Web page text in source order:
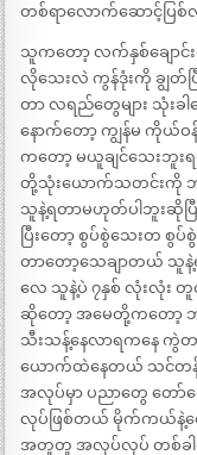
တစ်ရာလောက်ဆောင့်ပြ
သူကတော့ လက်နှစ်ချောင်
လိုသေးလဲ ကွန်ဒုံးကို ချွတ်ပ
တာ လရည်တွေများ သုံးခါ
နောက်တော့ ကျွန်မ ကိုယ်ဝ
ကတော့ မယူချင်သေးဘူးရ
တို့သုံးယောက်သတင်းကို
သူနဲ့ရတာမဟုတ်ပါဘူးဆိုပြီ
ပြီးတော့ စွပ်စွဲသေးတ
တာတော့သေချာတယ် သူ
လေ သူနဲ့ပဲ ၇နှစ် လုံးလုံး
ဆိုတော့ အမေတို့ကတော့ ဘာ
သီးသန့်နေလာရကနေ ကွဲတ
ယောက်ထဲနေတယ် သင်
အလုပ်မှာ ပညာတွေ တော်တ
လုပ်ဖြစ်တယ် မိုက်ကယ်နဲ့
အတူတူ အလုပ်လုပ် တစ်ခါ